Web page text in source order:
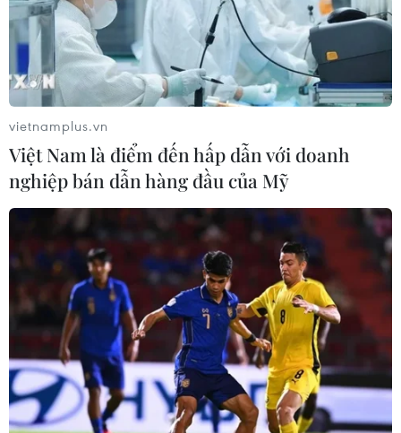
TIN LIÊN QUAN
vietnamplus.vn
Việt Nam là điểm đến hấp dẫn với doanh
nghiệp bán dẫn hàng đầu của Mỹ